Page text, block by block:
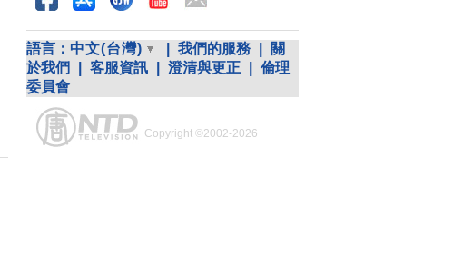
語言： 中文(台灣) 我們的服務
關
於我們
客服資訊 澄清與更正
倫理
委員會
Copyright ©2002-2026